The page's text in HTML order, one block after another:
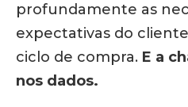
profundamente as
expectativas do
ciclo de compra. E a
nos dados.